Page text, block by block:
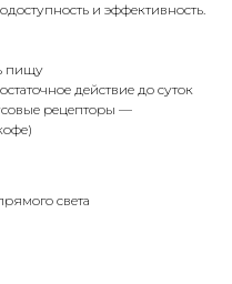
и эффективность.
пищу
действие до суток
рецепторы —
света